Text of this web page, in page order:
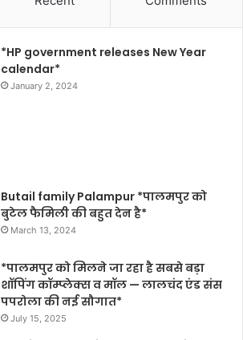
*HP government releases New Year
calendar*
January 2, 2024
Butail family Palampur *पालमपुर को
बुटेल फैमिली की बहुत देन है*
March 13, 2024
*पालमपुर को मिलने जा रहा है सबसे बड़ा
शॉपिंग कॉम्प्लेक्स व मॉल — लालचंद एंड संस
पपरोला की नई सौगात*
July 15, 2025